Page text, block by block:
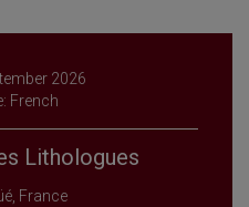
2026
French
Lithologues
France